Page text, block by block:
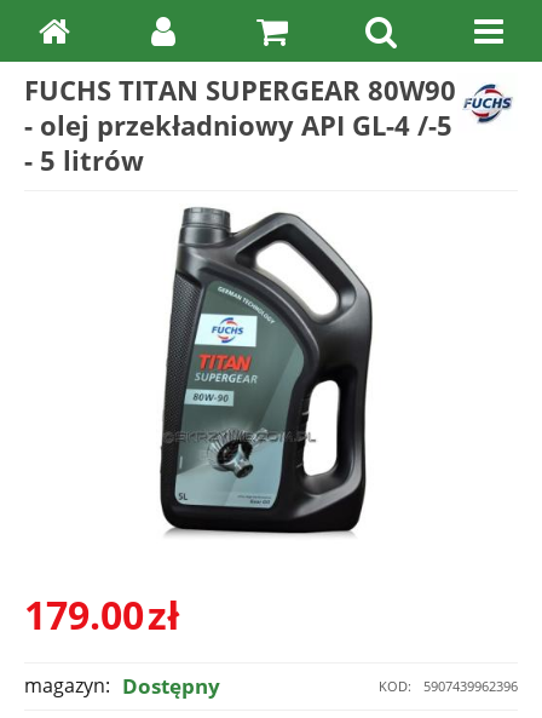
FUCHS TITAN SUPERGEAR 80W90
- olej przekładniowy API GL-4 /-5
- 5 litrów
179.00zł
KOD: 5907439962396
magazyn: Dostępny